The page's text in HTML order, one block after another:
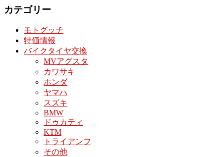
カテゴリー
モトグッチ
特価情報
バイクタイヤ交換
MVアグスタ
カワサキ
ホンダ
ヤマハ
スズキ
BMW
ドゥカティ
KTM
トライアンフ
その他